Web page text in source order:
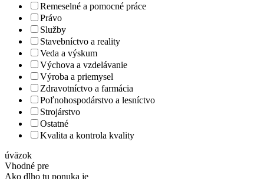
Remeselné a pomocné práce
Právo
Služby
Stavebníctvo a reality
Veda a výskum
Výchova a vzdelávanie
Výroba a priemysel
Zdravotníctvo a farmácia
Poľnohospodárstvo a lesníctvo
Strojárstvo
Ostatné
Kvalita a kontrola kvality
úväzok
Vhodné pre
Ako dlho tu ponuka je